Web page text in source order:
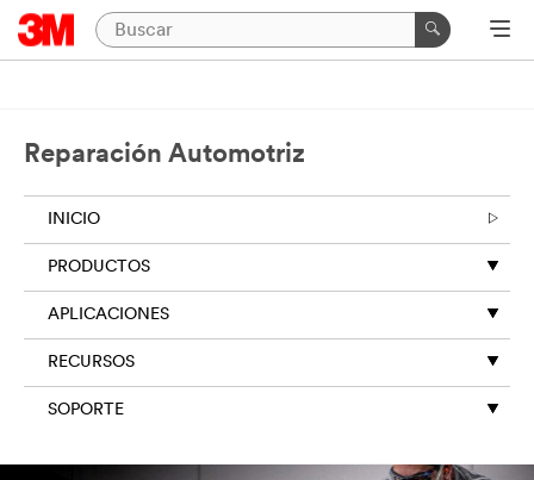
Reparación Automotriz
INICIO
PRODUCTOS
APLICACIONES
RECURSOS
SOPORTE